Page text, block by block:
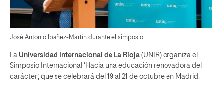
José Antonio Ibañez-Martín durante el simposio.
La Universidad Internacional de La Rioja (UNIR) organiza el
Simposio Internacional ‘Hacia una educación renovadora del
carácter’, que se celebrará del 19 al 21 de octubre en Madrid.